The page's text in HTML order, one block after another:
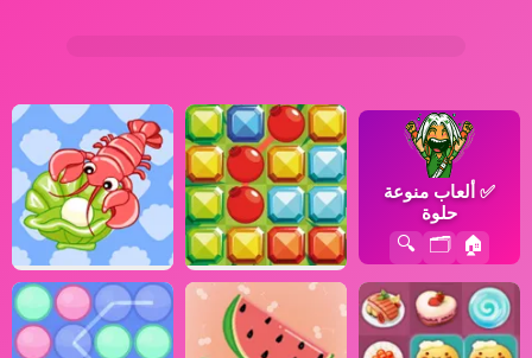
✅ ألعاب منوعة
حلوة
🏠
🗂️
🔍